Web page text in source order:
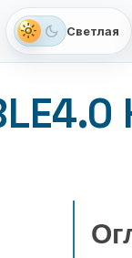
light_mode dark_mode Светлая